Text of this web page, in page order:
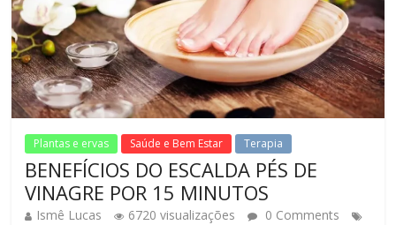
Plantas e ervas Saúde e Bem Estar Terapia
BENEFÍCIOS DO ESCALDA PÉS DE
VINAGRE POR 15 MINUTOS
Ismê Lucas 6720 visualizações
0 Comments